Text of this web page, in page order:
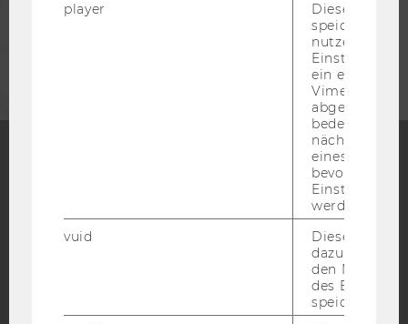
Blog
Bluesky
player
Dieses Cookie
speichert
ein
Vimeo-Video
abgespielt
bedeutet,
nächsten
eines Vimeo-
bevorzugten
werden.
vuid
Dieser
dazu
den
des
speichern.